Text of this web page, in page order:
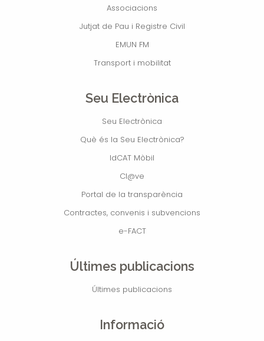
Associacions
Jutjat de Pau i Registre Civil
EMUN FM
Transport i mobilitat
Seu Electrònica
Seu Electrònica
Què és la Seu Electrònica?
IdCAT Mòbil
Cl@ve
Portal de la transparència
Contractes, convenis i subvencions
e-FACT
Últimes publicacions
Últimes publicacions
Informació